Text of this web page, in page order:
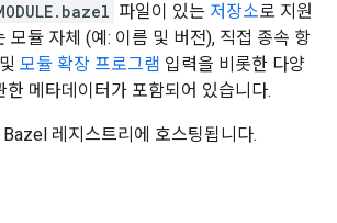
파일이 있는 저장소로 지원
모듈 자체 (예: 이름 및 버전), 직접 종속 항
모듈 확장 프로그램 입력을 비롯한 다양
한 메타데이터가 포함되어 있습니다.
레지스트리에 호스팅됩니다.